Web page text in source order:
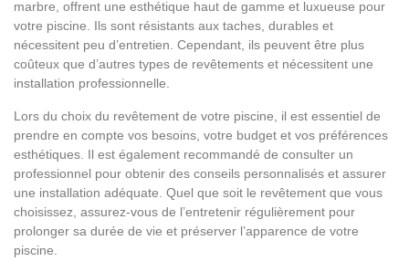
marbre, offrent une esthétique haut de gamme et luxueuse pour
votre piscine. Ils sont résistants aux taches, durables et
nécessitent peu d’entretien. Cependant, ils peuvent être plus
coûteux que d’autres types de revêtements et nécessitent une
installation professionnelle.
Lors du choix du revêtement de votre piscine, il est essentiel de
prendre en compte vos besoins, votre budget et vos préférences
esthétiques. Il est également recommandé de consulter un
professionnel pour obtenir des conseils personnalisés et assurer
une installation adéquate. Quel que soit le revêtement que vous
choisissez, assurez-vous de l’entretenir régulièrement pour
prolonger sa durée de vie et préserver l’apparence de votre
piscine.